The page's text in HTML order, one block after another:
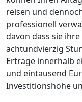
reisen und
professionell
davon dass sie
achtundvierzig
Erträge innerhalb
und eintausend
Investitionshöhe